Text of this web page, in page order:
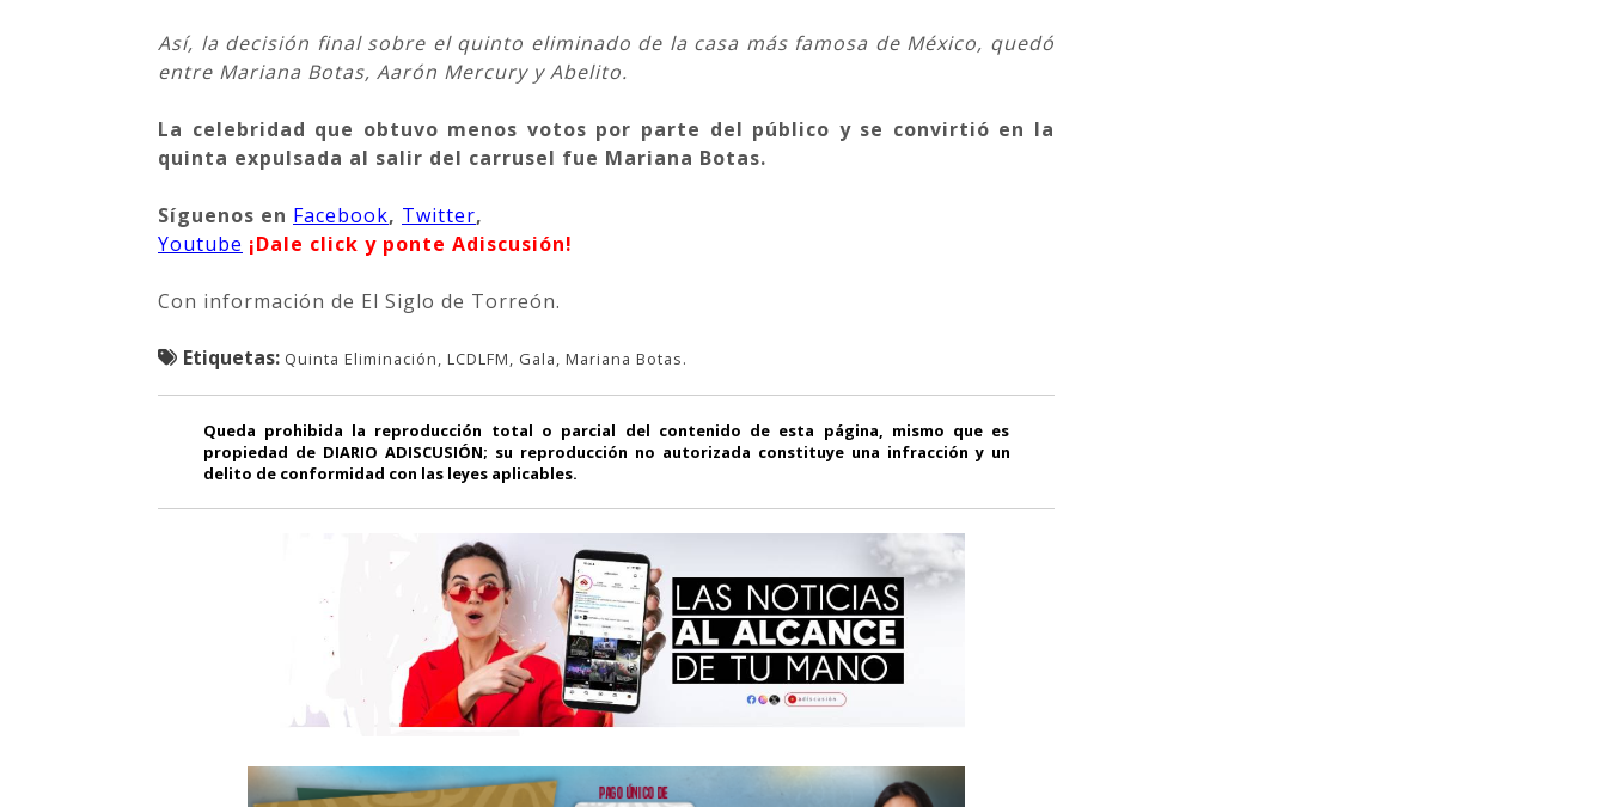
Así, la decisión final sobre el quinto eliminado de la casa más famosa de México, quedó
entre Mariana Botas, Aarón Mercury y Abelito.
La celebridad que obtuvo menos votos por parte del público y se convirtió en la
quinta expulsada al salir del carrusel fue Mariana Botas.
Síguenos en Facebook, Twitter,
Youtube ¡Dale click y ponte Adiscusión!
Con información de El Siglo de Torreón.
Etiquetas: Quinta Eliminación, LCDLFM, Gala, Mariana Botas.
Queda prohibida la reproducción total o parcial del contenido de esta página, mismo que es
propiedad de DIARIO ADISCUSIÓN; su reproducción no autorizada constituye una infracción y un
delito de conformidad con las leyes aplicables.